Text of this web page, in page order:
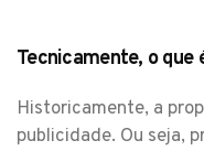
Tecnicamente, o que
Historicamente, a
publicidade. Ou seja,